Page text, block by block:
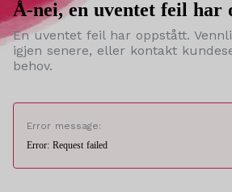
Å-nei, en uventet feil har
En uventet feil har oppstått.
igjen senere, eller kontakt
behov.
Error message:
Error: Request failed